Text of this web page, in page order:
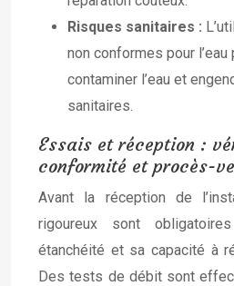
Risques sanitaires :
non conformes pour
contaminer l’eau et
sanitaires.
Essais et réception :
conformité et procès-
Avant la réception de
rigoureux sont
étanchéité et sa capacité à
Des tests de débit sont